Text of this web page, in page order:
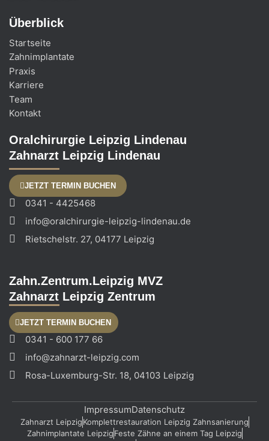
Überblick
Startseite
Zahnimplantate
Praxis
Karriere
Team
Kontakt
Oralchirurgie Leipzig Lindenau
Zahnarzt Leipzig Lindenau
JETZT TERMIN BUCHEN
0341 - 4425468
info@oralchirurgie-leipzig-lindenau.de
Rietschelstr. 27, 04177 Leipzig
Zahn.Zentrum.Leipzig MVZ
Zahnarzt Leipzig Zentrum
JETZT TERMIN BUCHEN
0341 - 600 177 66
info@zahnarzt-leipzig.com
Rosa-Luxemburg-Str. 18, 04103 Leipzig
ImpressumDatenschutz
Zahnarzt LeipzigKomplettrestauration Leipzig Zahnsanierung
Zahnimplantate LeipzigFeste Zähne an einem Tag Leipzig